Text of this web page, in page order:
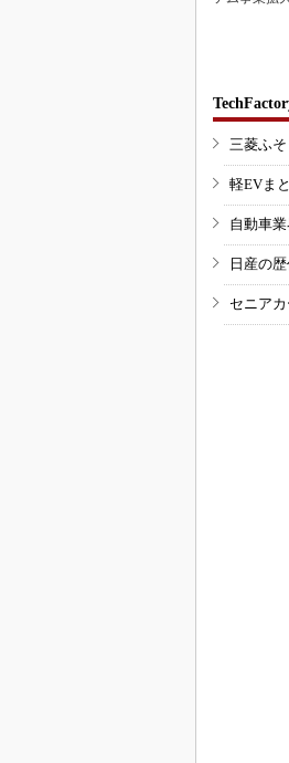
三菱ふ
軽EVま
自動車
日産の
セニア